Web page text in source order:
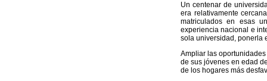
Un centenar de
era relativamente
matriculados en esas
experiencia nacional e
sola universidad, ponerla
Ampliar las
de sus jóvenes en edad
de los hogares más